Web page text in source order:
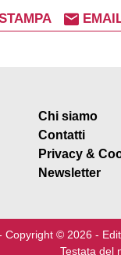
lancia la sua
Chi siamo
Contatti
Privacy &
Newsletter
Copyright © 2026 -
Testata del